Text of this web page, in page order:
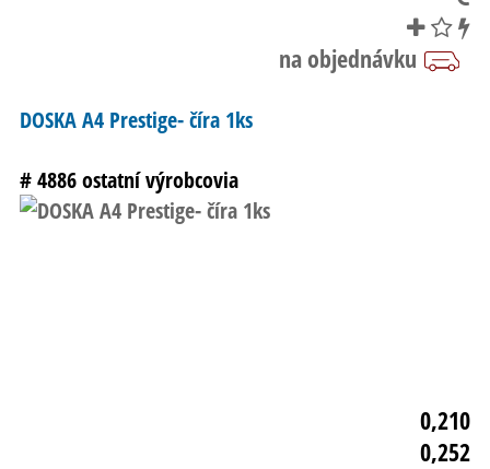
DOSKA A4 Prestige- číra 1ks
# 4886ostatní výrobcovia
0,210
0,252